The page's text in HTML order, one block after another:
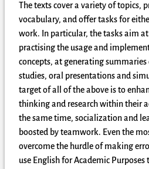
The texts cover a variety of topics,
vocabulary, and offer tasks for
work. In particular, the tasks aim
practising the usage and
concepts, at generating summaries
studies, oral presentations and
target of all of the above is to
thinking and research within their
the same time, socialization and
boosted by teamwork. Even the
overcome the hurdle of making
use English for Academic